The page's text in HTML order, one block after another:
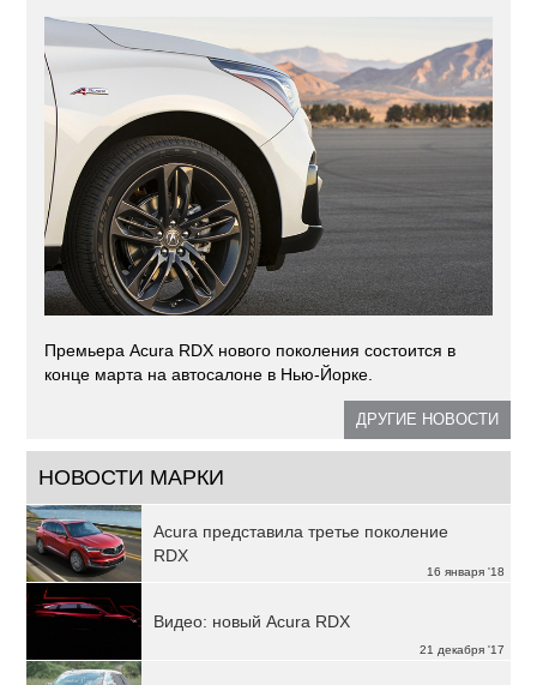
Премьера Acura RDX нового поколения состоится в
конце марта на автосалоне в Нью-Йорке.
ДРУГИЕ НОВОСТИ
НОВОСТИ МАРКИ
16 января '18
Acura представила третье поколение
RDX
21 декабря '17
Видео: новый Acura RDX